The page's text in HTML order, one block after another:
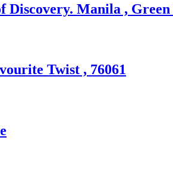
Discovery. Manila ,
Twist , 76061